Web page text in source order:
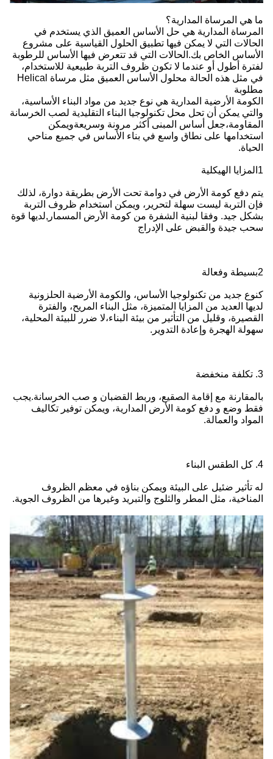
ما هي المرساة المدارية؟
المرساة المدارية هي حل الأساس العميق الذي يستخدم في
الحالات التي لا يمكن فيها تطبيق الحلول القياسية على مشروع
الأساس الخاص بك.الحالات التي قد تتعرض فيها الأساس للرطوبة
لفترة أطول أو عندما لا تكون ظروف التربة طبيعية للاستخدام،
في مثل هذه الحالة محلول الأساس العميق مثل مرساة Helical
مطلوبة
الكومة الأرضية المدارية هي نوع جديد من مواد البناء الأساسية،
والتي يمكن أن تحل محل تكنولوجيا البناء التقليدية لصب الخرسانة
المقاومة،جعل أساس المبنى أكثر مرونة وسريعةويمكن
استخدامها على نطاق واسع في بناء الأساس في جميع مناحي
الحياة.
1المزايا الهيكلية
يتم دفع كومة الأرض في دوامة تحت الأرض بطريقة دوارة، لذلك
فإن التربة ليست سهلة لتحرير، ويمكن استخدام ظروف التربة
بشكل جيد. وفقا لبنية الشفرة من كومة الأرض المسمار,لديها قوة
سحب جيدة والقبض على الإدراج
2بسيطة وفعالة
كنوع جديد من تكنولوجيا الأساس، والكومة الأرضية الحلزونية
لديها العديد من المزايا المتميزة، مثل البناء المريح، والفترة
القصيرة، وقليل من التأثير من بيئة البناء،لا ضرر للبيئة المحلية،
سهولة الهجرة وإعادة التدوير.
3. تكلفة منخفضة
بالمقارنة مع إقامة الصقيع، وربط القضبان و صب الخرسانة.يجب
فقط وضع و دفع كومة الأرض المدارية، ويمكن توفير تكاليف
المواد والعمالة.
4. كل الطقس البناء
له تأثير ضئيل على البيئة ويمكن بناؤه في معظم الظروف
المناخية، مثل المطر والثلوج والتبريد وغيرها من الظروف الجوية.